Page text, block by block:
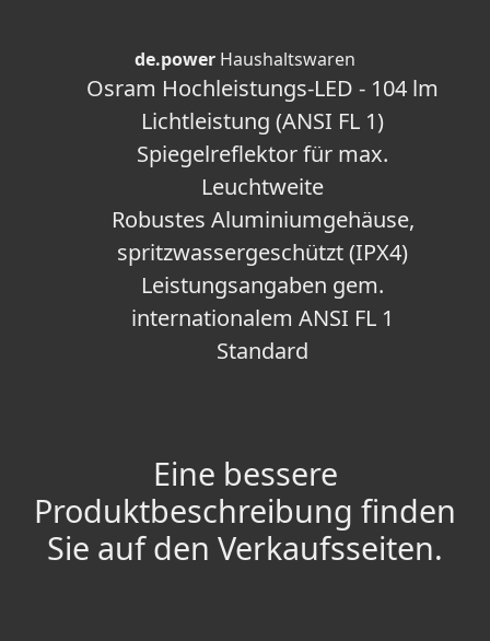
de.power Haushaltswaren
Osram Hochleistungs-LED - 104 lm
Lichtleistung (ANSI FL 1)
Spiegelreflektor für max.
Leuchtweite
Robustes Aluminiumgehäuse,
spritzwassergeschützt (IPX4)
Leistungsangaben gem.
internationalem ANSI FL 1
Standard
Eine bessere
Produktbeschreibung finden
Sie auf den Verkaufsseiten.